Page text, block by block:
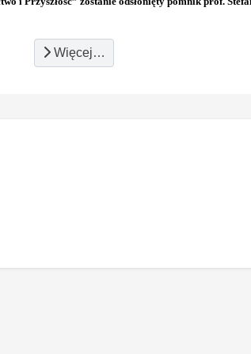
Więcej…